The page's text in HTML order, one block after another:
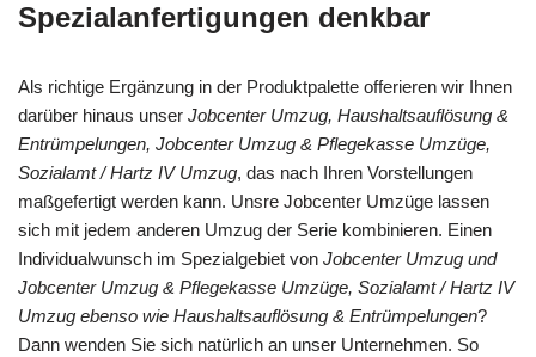
Spezialanfertigungen denkbar
Als richtige Ergänzung in der Produktpalette offerieren wir Ihnen
darüber hinaus unser Jobcenter Umzug, Haushaltsauflösung &
Entrümpelungen, Jobcenter Umzug & Pflegekasse Umzüge,
Sozialamt / Hartz IV Umzug, das nach Ihren Vorstellungen
maßgefertigt werden kann. Unsre Jobcenter Umzüge lassen
sich mit jedem anderen Umzug der Serie kombinieren. Einen
Individualwunsch im Spezialgebiet von Jobcenter Umzug und
Jobcenter Umzug & Pflegekasse Umzüge, Sozialamt / Hartz IV
Umzug ebenso wie Haushaltsauflösung & Entrümpelungen?
Dann wenden Sie sich natürlich an unser Unternehmen. So